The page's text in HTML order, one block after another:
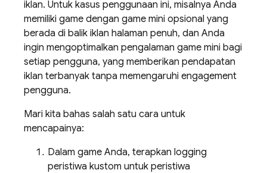
iklan. Untuk kasus penggunaan ini, misalnya Anda
memiliki game dengan game mini opsional yang
berada di balik iklan halaman penuh, dan Anda
ingin mengoptimalkan pengalaman game mini bagi
setiap pengguna, yang memberikan pendapatan
iklan terbanyak tanpa memengaruhi engagement
pengguna.
Mari kita bahas salah satu cara untuk
mencapainya:
Dalam game Anda, terapkan logging
peristiwa kustom untuk peristiwa